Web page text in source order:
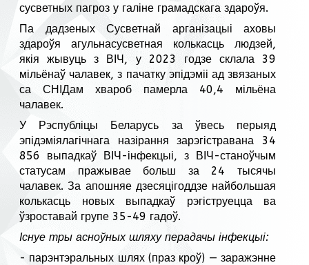
сусветных пагроз у галіне грамадскага здароўя.
Па дадзеных Сусветнай арганізацыі аховы
здароўя агульнасусветная колькасць людзей,
якія жывуць з ВІЧ, у 2023 годзе склала 39
мільёнаў чалавек, з пачатку эпідэміі ад звязаных
са СНІДам хвароб памерла 40,4 мільёна
чалавек.
У Рэспубліцы Беларусь за ўвесь перыяд
эпідэміялагічнага назірання зарэгістравана 34
856 выпадкаў ВІЧ-інфекцыі, з ВІЧ-станоўчым
статусам пражывае больш за 24 тысячы
чалавек. За апошняе дзесяцігоддзе найбольшая
колькасць новых выпадкаў рэгіструецца ва
ўзроставай групе 35-49 гадоў.
Існуе тры асноўных шляху перадачы інфекцыі:
- парэнтэральных шлях (праз кроў) — заражэнне